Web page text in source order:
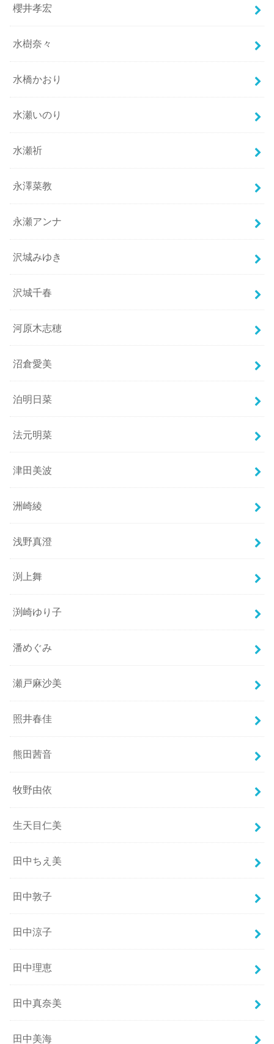
櫻井孝宏
水樹奈々
水橋かおり
水瀬いのり
水瀬祈
永澤菜教
永瀬アンナ
沢城みゆき
沢城千春
河原木志穂
沼倉愛美
泊明日菜
法元明菜
津田美波
洲崎綾
浅野真澄
渕上舞
渕崎ゆり子
潘めぐみ
瀬戸麻沙美
照井春佳
熊田茜音
牧野由依
生天目仁美
田中ちえ美
田中敦子
田中涼子
田中理恵
田中真奈美
田中美海